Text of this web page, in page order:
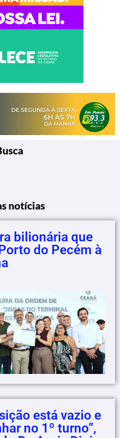
notícias
bilionária que
do Pecém à
está vazio e
no 1º turno”,